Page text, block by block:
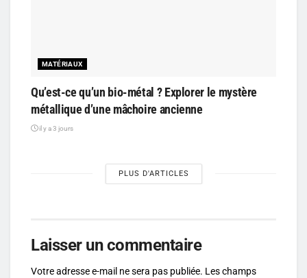
MATÉRIAUX
Qu’est-ce qu’un bio-métal ? Explorer le mystère
métallique d’une mâchoire ancienne
il y a 3 jours
PLUS D'ARTICLES
Laisser un commentaire
Votre adresse e-mail ne sera pas publiée. Les champs